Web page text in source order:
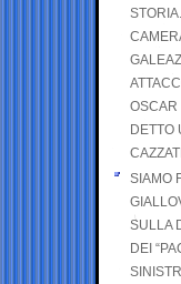
OSCAR
DETTO
SIAMO
SULLA
DEI